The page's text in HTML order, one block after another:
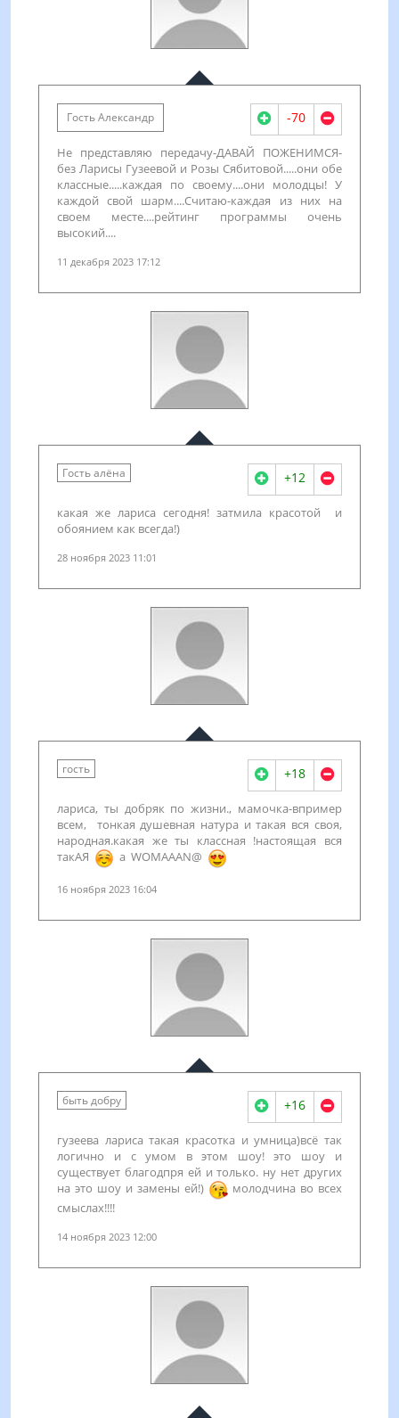
Гость Александр -70
Не представляю передачу-ДАВАЙ ПОЖЕНИМСЯ-
без Ларисы Гузеевой и Розы Сябитовой.....они обе
классные.....каждая по своему....они молодцы! У
каждой свой шарм....Считаю-каждая из них на
своем месте....рейтинг программы очень
высокий....
11 декабря 2023 17:12
Гость алёна +12
какая же лариса сегодня! затмила красотой и
обоянием как всегда!)
28 ноября 2023 11:01
гость +18
лариса, ты добряк по жизни., мамочка-впример
всем, тонкая душевная натура и такая вся своя,
народная.какая же ты классная !настоящая вся
такАЯ
a WOMAAAN@
16 ноября 2023 16:04
быть добру +16
гузеева лариса такая красотка и умница)всё так
логично и с умом в этом шоу! это шоу и
существует благодпря ей и только. ну нет других
на это шоу и замены ей!)
молодчина во всех
смыслах!!!!
14 ноября 2023 12:00